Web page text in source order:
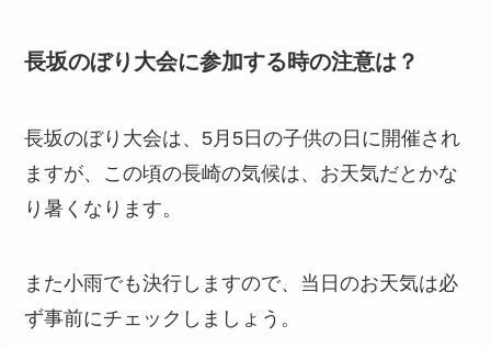
長坂のぼり大会に参加する時の注意は？
長坂のぼり大会は、5月5日の子供の日に開催され
ますが、この頃の長崎の気候は、お天気だとかな
り暑くなります。
また小雨でも決行しますので、当日のお天気は必
ず事前にチェックしましょう。